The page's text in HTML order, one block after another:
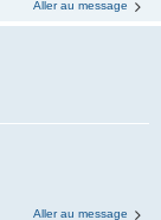
Aller au message
Aller au message